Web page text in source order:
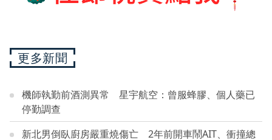
更多新聞
機師執勤前酒測異常 星宇航空：曾服蜂膠、個人藥已
停勤調查
新北男倒臥廚房嚴重燒傷亡 2年前開車鬧AIT、衝撞總